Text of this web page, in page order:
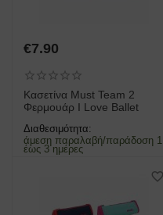
€7.90
Κασετίνα Must Team 2
Φερμουάρ I Love Ballet
Διαθεσιμότητα:
άμεση παραλαβή/παράδοση 1
έως 3 ημέρες